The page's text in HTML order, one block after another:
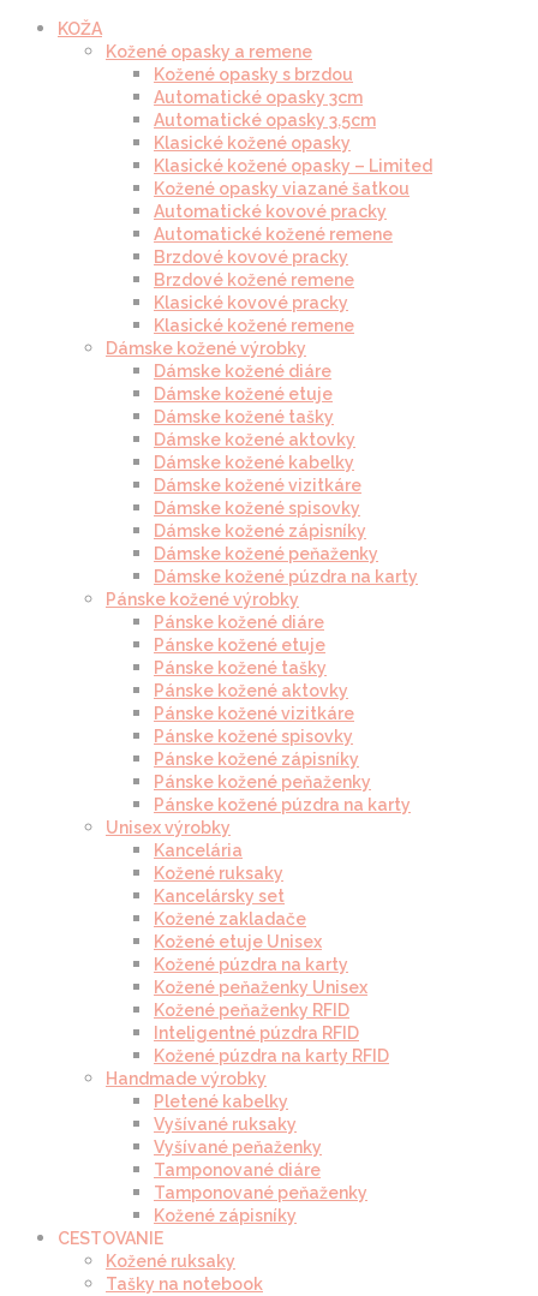
KOŽA
Kožené opasky a remene
Kožené opasky s brzdou
Automatické opasky 3cm
Automatické opasky 3.5cm
Klasické kožené opasky
Klasické kožené opasky – Limited
Kožené opasky viazané šatkou
Automatické kovové pracky
Automatické kožené remene
Brzdové kovové pracky
Brzdové kožené remene
Klasické kovové pracky
Klasické kožené remene
Dámske kožené výrobky
Dámske kožené diáre
Dámske kožené etuje
Dámske kožené tašky
Dámske kožené aktovky
Dámske kožené kabelky
Dámske kožené vizitkáre
Dámske kožené spisovky
Dámske kožené zápisníky
Dámske kožené peňaženky
Dámske kožené púzdra na karty
Pánske kožené výrobky
Pánske kožené diáre
Pánske kožené etuje
Pánske kožené tašky
Pánske kožené aktovky
Pánske kožené vizitkáre
Pánske kožené spisovky
Pánske kožené zápisníky
Pánske kožené peňaženky
Pánske kožené púzdra na karty
Unisex výrobky
Kancelária
Kožené ruksaky
Kancelársky set
Kožené zakladače
Kožené etuje Unisex
Kožené púzdra na karty
Kožené peňaženky Unisex
Kožené peňaženky RFID
Inteligentné púzdra RFID
Kožené púzdra na karty RFID
Handmade výrobky
Pletené kabelky
Vyšívané ruksaky
Vyšívané peňaženky
Tamponované diáre
Tamponované peňaženky
Kožené zápisníky
CESTOVANIE
Kožené ruksaky
Tašky na notebook